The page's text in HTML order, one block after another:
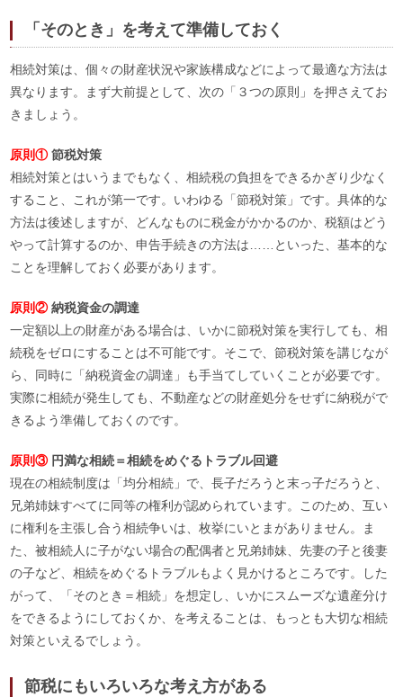
「そのとき」を考えて準備しておく
相続対策は、個々の財産状況や家族構成などによって最適な方法は
異なります。まず大前提として、次の「３つの原則」を押さえてお
きましょう。
原則①節税対策
相続対策とはいうまでもなく、相続税の負担をできるかぎり少なく
すること、これが第一です。いわゆる「節税対策」です。具体的な
方法は後述しますが、どんなものに税金がかかるのか、税額はどう
やって計算するのか、申告手続きの方法は……といった、基本的な
ことを理解しておく必要があります。
原則②納税資金の調達
一定額以上の財産がある場合は、いかに節税対策を実行しても、相
続税をゼロにすることは不可能です。そこで、節税対策を講じなが
ら、同時に「納税資金の調達」も手当てしていくことが必要です。
実際に相続が発生しても、不動産などの財産処分をせずに納税がで
きるよう準備しておくのです。
原則③円満な相続＝相続をめぐるトラブル回避
現在の相続制度は「均分相続」で、長子だろうと末っ子だろうと、
兄弟姉妹すべてに同等の権利が認められています。このため、互い
に権利を主張し合う相続争いは、枚挙にいとまがありません。ま
た、被相続人に子がない場合の配偶者と兄弟姉妹、先妻の子と後妻
の子など、相続をめぐるトラブルもよく見かけるところです。した
がって、「そのとき＝相続」を想定し、いかにスムーズな遺産分け
をできるようにしておくか、を考えることは、もっとも大切な相続
対策といえるでしょう。
節税にもいろいろな考え方がある